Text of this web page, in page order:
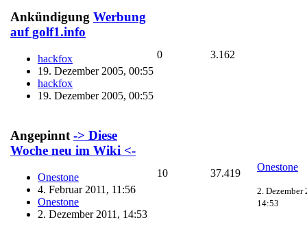
Ankündigung Werbung
auf golf1.info
hackfox
19. Dezember 2005, 00:55
hackfox
19. Dezember 2005, 00:55
0 3.162
Angepinnt -> Diese
Woche neu im Wiki <-
Onestone
4. Februar 2011, 11:56
Onestone
2. Dezember 2011, 14:53
10 37.419
Onestone
2. Dezember
14:53